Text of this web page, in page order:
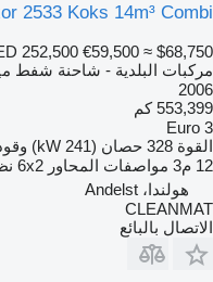
2533 Koks 14m³ Combi
252,500 €59,500 ≈ $68,750
مركبات البلدية - شاحنة شفط
2006
553,399 كم
Euro 3
القوة 328 حصان (241 kW)
12 م3
مواصفات المحاور 6x2
هولندا، Andelst
CLEANMAT
الاتصال بالبائع